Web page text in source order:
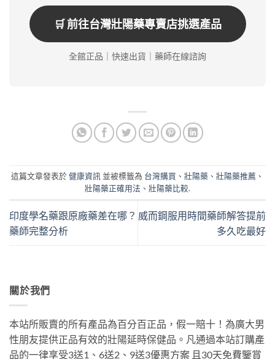
🛒 前往台灣壯陽藥專賣店挑選產品
全館正品｜快速出貨｜藥師在線諮詢
這篇文章發表於健康資訊 並被標籤為 台灣購買 、 壯陽藥 、 壯陽藥推薦 、
壯陽藥正確用法 、 壯陽藥比較.
印度學名藥跟原廠藥差在哪？
藥師完整分析
威而鋼服用時間藥師解答提前
多久吃最好
關於我們
本站所販賣的所有產品為百分百正品，假一賠十！為廣大男
性朋友提供正品有效的壯陽延時保健品。凡通過本站訂購產
品的一律享受3送1、6送2、9送3優惠方案 且30天免費鑒賞